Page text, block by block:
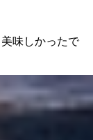
味しかったで